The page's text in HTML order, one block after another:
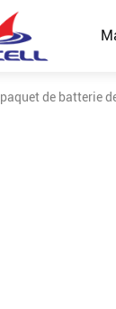
paquet de batterie